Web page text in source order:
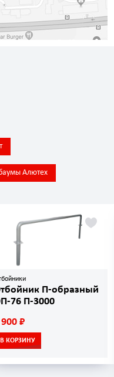
Алютех
П-образный
76 П-3000
₽
В КОРЗИНУ